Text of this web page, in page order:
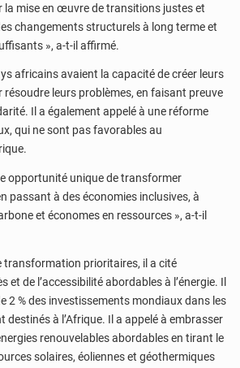
la mise en œuvre de transitions justes et
changements structurels à long terme et
», a-t-il affirmé.
africains avaient la capacité de créer leurs
leurs problèmes, en faisant preuve
Il a également appelé à une réforme
qui ne sont pas favorables au
opportunité unique de transformer
passant à des économies inclusives, à
et économes en ressources », a-t-il
transformation prioritaires, il a cité
et de l’accessibilité abordables à l’énergie. Il
2 % des investissements mondiaux dans les
destinés à l’Afrique. Il a appelé à embrasser
renouvelables abordables en tirant le
solaires, éoliennes et géothermiques